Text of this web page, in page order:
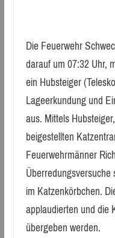
Die Feuerwehr
darauf um 07:32 Uhr,
ein Hubsteiger
Lageerkundung und
aus. Mittels
beigestellten
Feuerwehrmänner
im Katzenkörbchen.
applaudierten und die
übergeben werden.